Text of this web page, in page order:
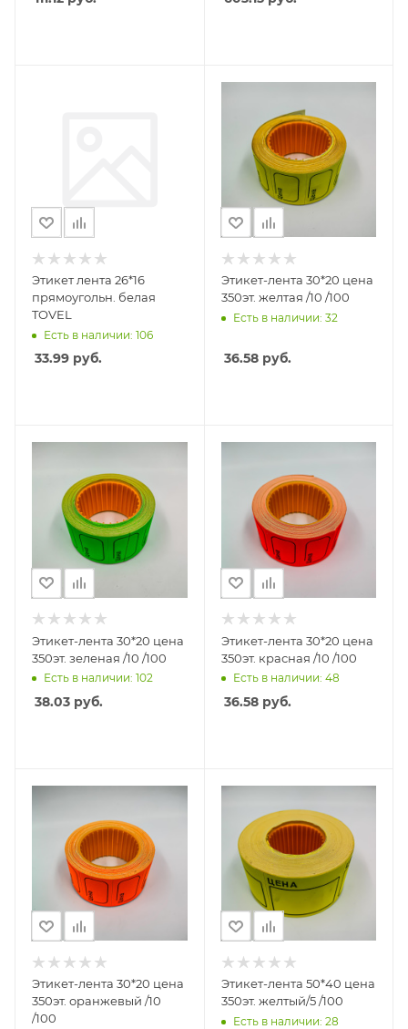
Этикет лента 26*16
прямоугольн. белая
TOVEL
Есть в наличии: 106
33.99 руб.
Этикет-лента 30*20 цена
350эт. желтая /10 /100
Есть в наличии: 32
36.58руб.
Этикет-лента 30*20 цена
350эт. зеленая /10 /100
Есть в наличии: 102
38.03 руб.
Этикет-лента 30*20 цена
350эт. красная /10 /100
Есть в наличии: 48
36.58руб.
Этикет-лента 30*20 цена
350эт. оранжевый /10
/100
Этикет-лента 50*40 цена
350эт. желтый/5 /100
Есть в наличии: 28